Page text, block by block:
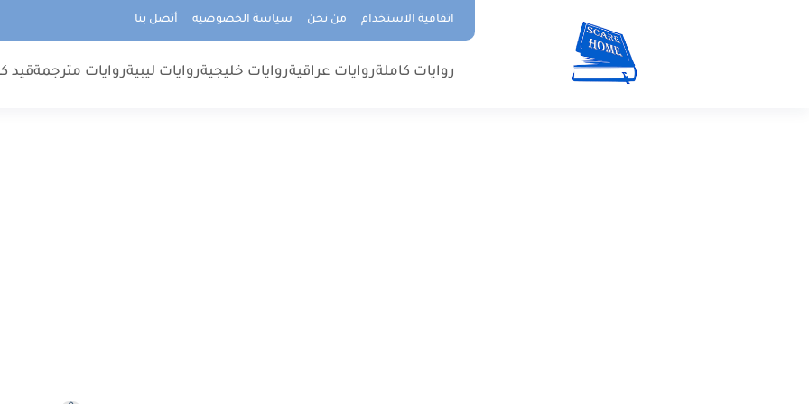
اتفاقية الاستخدام من نحن سياسة الخصوصيه أتصل بنا
روايات كاملةروايات عراقيةروايات خليجيةروايات ليبيةروايات مترجمةقيد